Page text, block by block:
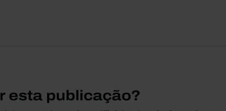
esta publicação?